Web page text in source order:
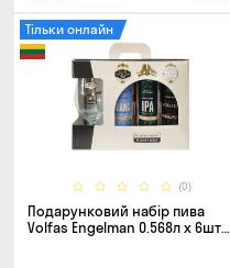
(0)
Тільки онлайн
Подарунковий набір пива
Volfas Engelman 0.568л x 6шт +